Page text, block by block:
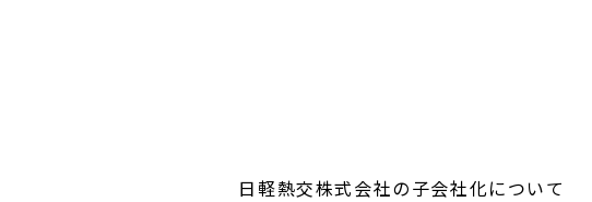
日軽熱交株式会社の子会社化について